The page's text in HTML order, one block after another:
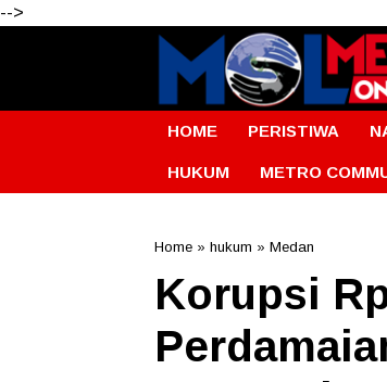
-->
HOME PERISTIWA
HUKUM METRO
Home » hukum » Medan
Korupsi